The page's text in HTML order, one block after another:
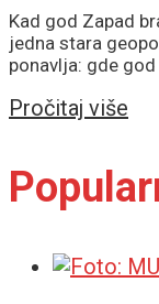
Kad god Zapad
jedna stara
ponavlja: gde god
Pročitaj više